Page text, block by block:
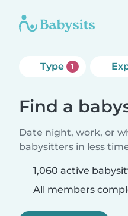
Type 1
Find a
Date night, work, or
babysitters in less
1,060 active
All members